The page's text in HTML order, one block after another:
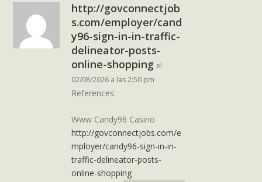
http://govconnectjob
s.com/employer/cand
y96-sign-in-in-traffic-
delineator-posts-
online-shopping el
02/08/2026 a las 2:50 pm
References:
Www Candy96 Casino
http://govconnectjobs.com/e
mployer/candy96-sign-in-in-
traffic-delineator-posts-
online-shopping